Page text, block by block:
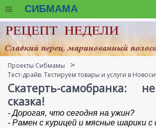
СИБМАМА
Проекты Сибмамы
Тест-драйв. Тестируем товары и услуги в
Скатерть-
сказка!
- Дорогая, что сегодня на ужин?
- Рамен с курицей и мясные шарики с